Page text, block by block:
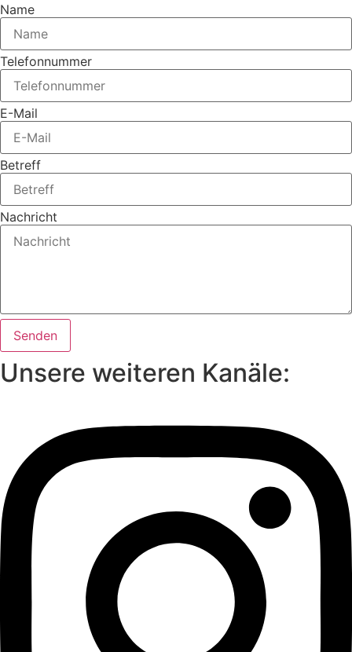
Name
Telefonnummer
E-Mail
Betreff
Nachricht
Senden
Unsere weiteren Kanäle: